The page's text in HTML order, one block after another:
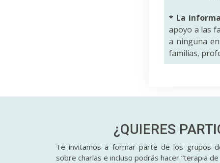
* La
apoyo a las
a ninguna
familias,
¿QUIERES
Te invitamos a formar parte de los grupos
sobre charlas e incluso podrás hacer “terapia de